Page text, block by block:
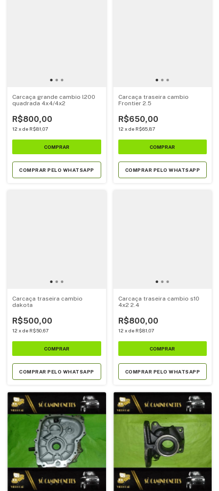
Carcaça grande cambio l200
quadrada 4x4/4x2
R$800,00
12 x de R$81,07
COMPRAR PELO WHATSAPP
Carcaça traseira cambio
Frontier 2.5
R$650,00
12 x de R$65,87
COMPRAR PELO WHATSAPP
Carcaça traseira cambio
dakota
R$500,00
12 x de R$50,67
COMPRAR PELO WHATSAPP
Carcaça traseira cambio s10
4x2 2.4
R$800,00
12 x de R$81,07
COMPRAR PELO WHATSAPP